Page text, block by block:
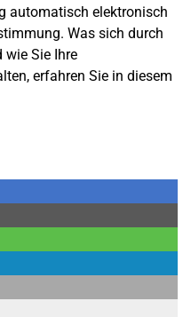
automatisch elektronisch
Was sich durch
wie Sie Ihre
erfahren Sie in diesem